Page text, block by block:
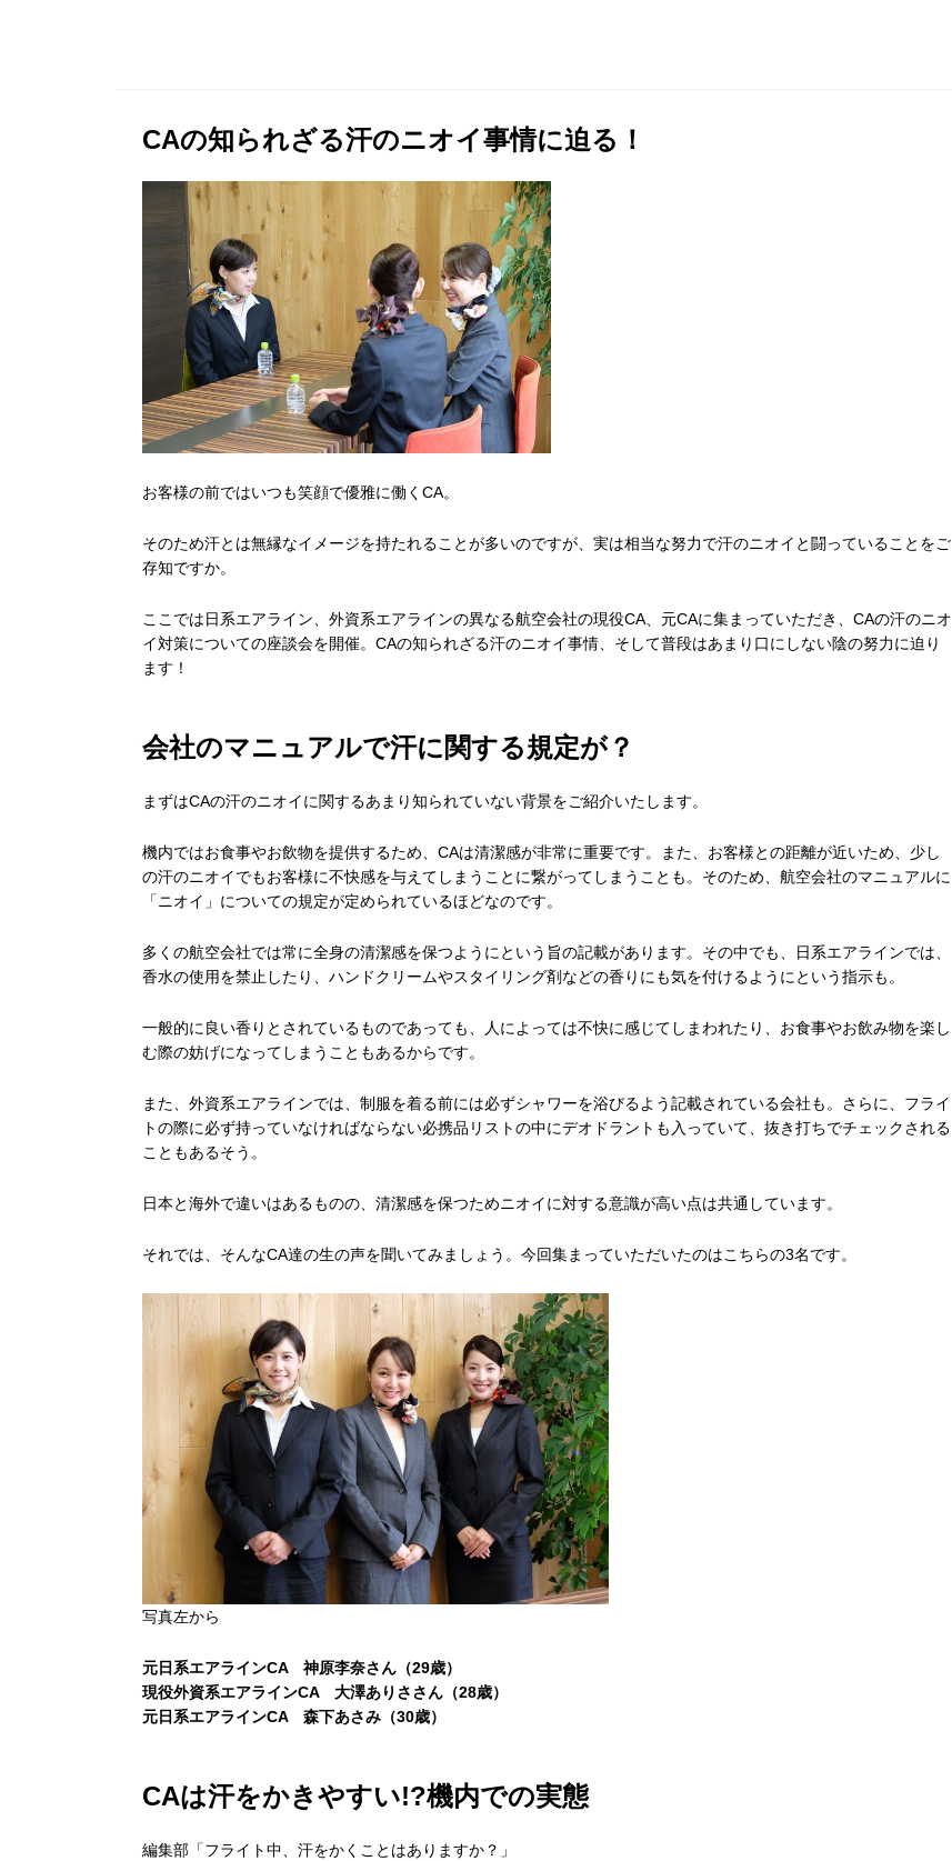
CAの知られざる汗のニオイ事情に迫る！
お客様の前ではいつも笑顔で優雅に働くCA。
そのため汗とは無縁なイメージを持たれることが多いのですが、実は相当な努力で汗のニオイと闘っていることをご
存知ですか。
ここでは日系エアライン、外資系エアラインの異なる航空会社の現役CA、元CAに集まっていただき、CAの汗のニオ
イ対策についての座談会を開催。CAの知られざる汗のニオイ事情、そして普段はあまり口にしない陰の努力に迫り
ます！
会社のマニュアルで汗に関する規定が？
まずはCAの汗のニオイに関するあまり知られていない背景をご紹介いたします。
機内ではお食事やお飲物を提供するため、CAは清潔感が非常に重要です。また、お客様との距離が近いため、少し
の汗のニオイでもお客様に不快感を与えてしまうことに繋がってしまうことも。そのため、航空会社のマニュアルに
「ニオイ」についての規定が定められているほどなのです。
多くの航空会社では常に全身の清潔感を保つようにという旨の記載があります。その中でも、日系エアラインでは、
香水の使用を禁止したり、ハンドクリームやスタイリング剤などの香りにも気を付けるようにという指示も。
一般的に良い香りとされているものであっても、人によっては不快に感じてしまわれたり、お食事やお飲み物を楽し
む際の妨げになってしまうこともあるからです。
また、外資系エアラインでは、制服を着る前には必ずシャワーを浴びるよう記載されている会社も。さらに、フライ
トの際に必ず持っていなければならない必携品リストの中にデオドラントも入っていて、抜き打ちでチェックされる
こともあるそう。
日本と海外で違いはあるものの、清潔感を保つためニオイに対する意識が高い点は共通しています。
それでは、そんなCA達の生の声を聞いてみましょう。今回集まっていただいたのはこちらの3名です。
写真左から
元日系エアラインCA 神原李奈さん（29歳）
現役外資系エアラインCA 大澤ありささん（28歳）
元日系エアラインCA 森下あさみ（30歳）
CAは汗をかきやすい!?機内での実態
編集部「フライト中、汗をかくことはありますか？」